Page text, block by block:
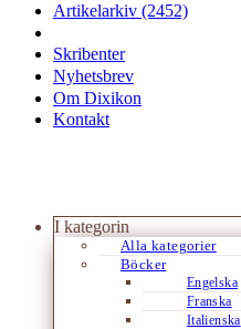
Artikelarkiv (2452)
Skribenter
Nyhetsbrev
Om Dixikon
Kontakt
I kategorin
Alla kategorier
Böcker
Engelska
Franska
Italienska